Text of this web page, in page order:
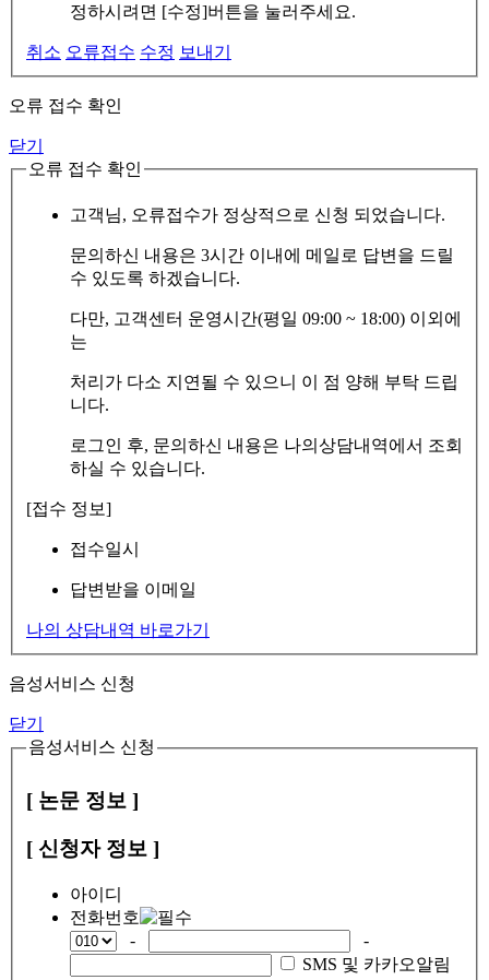
정하시려면 [수정]버튼을 눌러주세요.
취소 오류접수 수정 보내기
오류 접수 확인
닫기
오류 접수 확인
고객님, 오류접수가 정상적으로 신청 되었습니다.
문의하신 내용은 3시간 이내에 메일로 답변을 드릴
수 있도록 하겠습니다.
다만, 고객센터 운영시간(평일 09:00 ~ 18:00) 이외에
는
처리가 다소 지연될 수 있으니 이 점 양해 부탁 드립
니다.
로그인 후, 문의하신 내용은 나의상담내역에서 조회
하실 수 있습니다.
[접수 정보]
접수일시
답변받을 이메일
나의 상담내역 바로가기
음성서비스 신청
닫기
음성서비스 신청
[ 논문 정보 ]
[ 신청자 정보 ]
아이디
전화번호
-
-
SMS 및 카카오알림